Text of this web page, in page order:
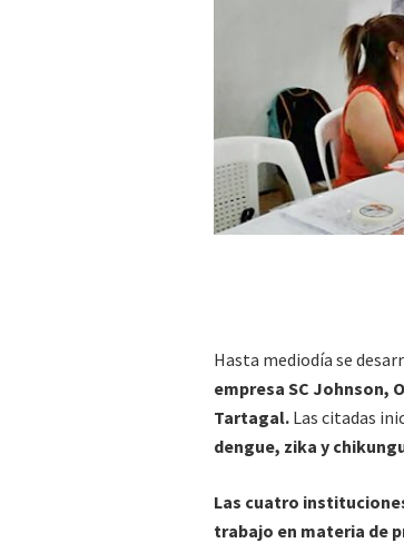
Hasta mediodía se
empresa SC Johnson,
Tartagal. Las citadas
dengue, zika y
Las cuatro
trabajo en materia de